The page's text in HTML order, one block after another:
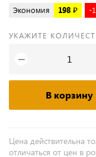
Экономия 198 ₽ -
УКАЖИТЕ
−
В корзину
Цена действительна
отличаться от цен в